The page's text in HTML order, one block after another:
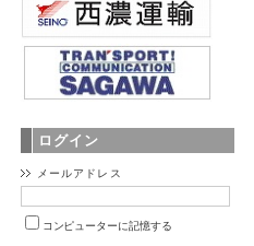
ログイン
メールアドレス
コンピューターに記憶する